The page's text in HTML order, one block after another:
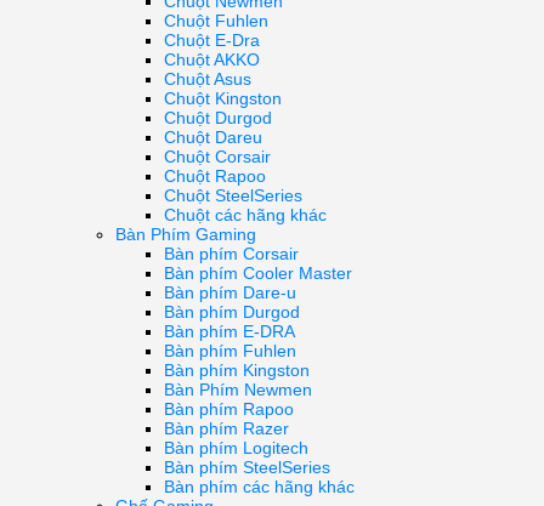
Chuột Fuhlen
Chuột E-Dra
Chuột AKKO
Chuột Asus
Chuột Kingston
Chuột Durgod
Chuột Dareu
Chuột Corsair
Chuột Rapoo
Chuột SteelSeries
Chuột các hãng khác
Bàn Phím Gaming
Bàn phím Corsair
Bàn phím Cooler Master
Bàn phím Dare-u
Bàn phím Durgod
Bàn phím E-DRA
Bàn phím Fuhlen
Bàn phím Kingston
Bàn Phím Newmen
Bàn phím Rapoo
Bàn phím Razer
Bàn phím Logitech
Bàn phím SteelSeries
Bàn phím các hãng khác